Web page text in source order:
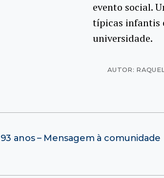
evento social.
típicas infantis
universidade.
AUTOR:
93 anos – Mensagem à comunidade